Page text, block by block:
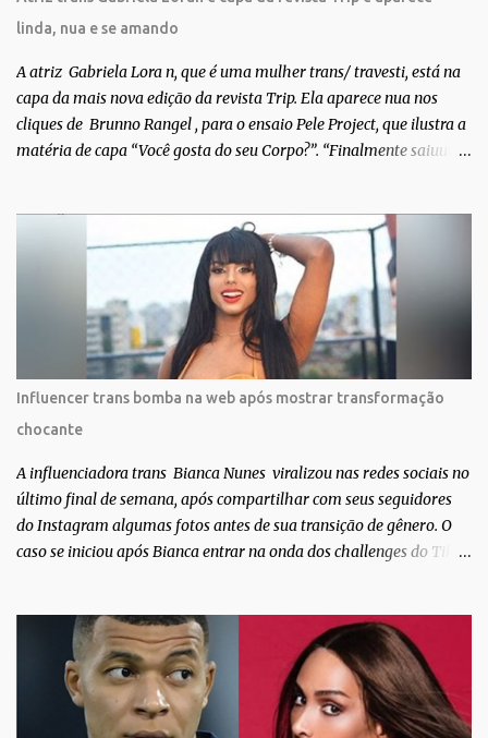
linda, nua e se amando
A atriz Gabriela Lora n, que é uma mulher trans/ travesti, está na
capa da mais nova edição da revista Trip. Ela aparece nua nos
cliques de Brunno Rangel , para o ensaio Pele Project, que ilustra a
matéria de capa “Você gosta do seu Corpo?”. “Finalmente saiuuu!!!
convidarem para esse projeto incrível, que fala acima de tudo
sobre amor. Todo carinho do mundo para a Dri da Trip que foi a
ponte disso tudo”, escreveu Gabriela. Gabriela classificou a capa
como linda e a matéria que envolvem 180 histórias (e corpos nus)
de gente que se apaixonou pela própria pele – como
extraordinária. O Pele Projetc tem como objetivo fotografar e
expor uma diversidade de corpos nus, ressaltando a beleza das
especificidades físicas. A atriz se tornou nacionalmente conhecida
após fazer uma participação especial na novela teen Malhação, da
TV Globo. Na trama, ela inte...
Influencer trans bomba na web após mostrar transformação
chocante
A influenciadora trans Bianca Nunes viralizou nas redes sociais no
último final de semana, após compartilhar com seus seguidores
do Instagram algumas fotos antes de sua transição de gênero. O
caso se iniciou após Bianca entrar na onda dos challenges do Tik
Bianca aparece ainda muito jovem e usando roupas masculinas,
após algumas fotos diferentes, ela finalmente aparece usando um
biquíni fio dental, com cabelo longo e seios. Através do Instagram,
a morena desabafou como foi passar um período da sua vida no